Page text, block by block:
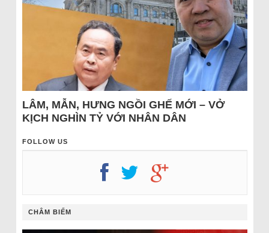
LÂM, MẪN, HƯNG NGỒI GHẾ MỚI – VỞ
KỊCH NGHÌN TỶ VỚI NHÂN DÂN
FOLLOW US
CHÂM BIẾM